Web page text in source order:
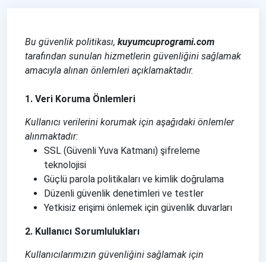
Bu güvenlik politikası, kuyumcuprogrami.com
tarafından sunulan hizmetlerin güvenliğini sağlamak
amacıyla alınan önlemleri açıklamaktadır.
1. Veri Koruma Önlemleri
Kullanıcı verilerini korumak için aşağıdaki önlemler
alınmaktadır:
SSL (Güvenli Yuva Katmanı) şifreleme
teknolojisi
Güçlü parola politikaları ve kimlik doğrulama
Düzenli güvenlik denetimleri ve testler
Yetkisiz erişimi önlemek için güvenlik duvarları
2. Kullanıcı Sorumlulukları
Kullanıcılarımızın güvenliğini sağlamak için